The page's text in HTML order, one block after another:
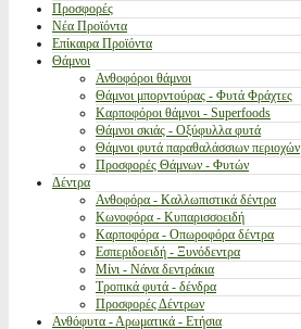
Προσφορές
Νέα Προϊόντα
Επίκαιρα Προϊόντα
Θάμνοι
Ανθοφόροι θάμνοι
Θάμνοι μπορντούρας - Φυτά Φράχτες
Καρποφόροι θάμνοι - Superfoods
Θάμνοι σκιάς - Οξύφυλλα φυτά
Θάμνοι φυτά παραθαλάσσιων περιοχών
Προσφορές Θάμνων - Φυτών
Δέντρα
Ανθοφόρα - Καλλωπιστικά δέντρα
Κωνοφόρα - Κυπαρισσοειδή
Καρποφόρα - Οπωροφόρα δέντρα
Εσπεριδοειδή - Ξυνόδεντρα
Μίνι - Νάνα δεντράκια
Τροπικά φυτά - δένδρα
Προσφορές Δέντρων
Ανθόφυτα - Αρωματικά - Ετήσια